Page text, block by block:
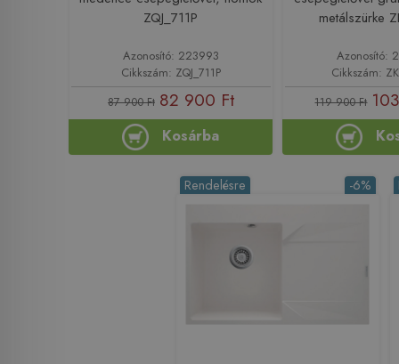
ZQJ_711P
Azonosító: 223993
Cikkszám: ZQJ_711P
87 900 Ft 82 900 Ft
Kosárba
metálszürke
Azonosító:
Cikkszám:
119 900 Ft
-6%
Rendelésre